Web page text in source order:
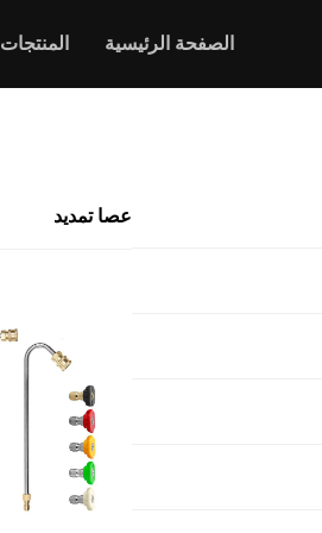
الصفحة الرئيسية المنتجات
عصا تمديد